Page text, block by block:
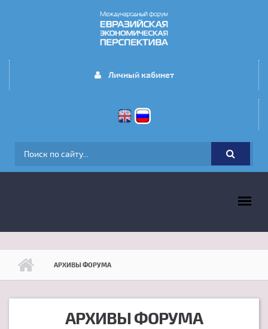
Личный кабинет
ФОРМА ПОИСКА
АРХИВЫ ФОРУМА
АРХИВЫ ФОРУМА